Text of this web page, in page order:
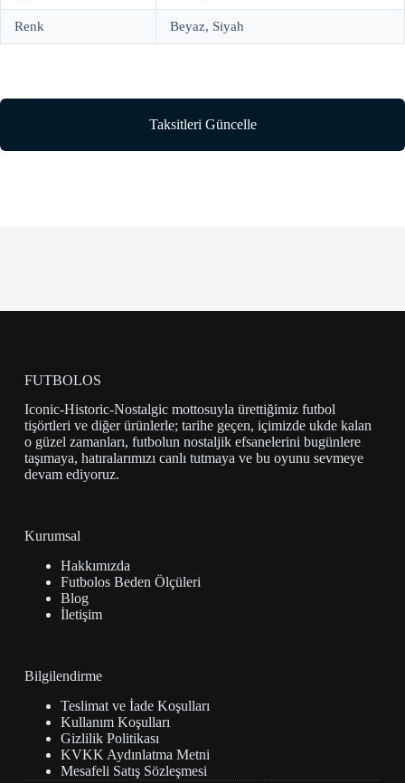
Renk Beyaz, Siyah
Taksitleri Güncelle
FUTBOLOS
Iconic-Historic-Nostalgic mottosuyla ürettiğimiz futbol
tişörtleri ve diğer ürünlerle; tarihe geçen, içimizde ukde kalan
o güzel zamanları, futbolun nostaljik efsanelerini bugünlere
taşımaya, hatıralarımızı canlı tutmaya ve bu oyunu sevmeye
devam ediyoruz.
Kurumsal
Hakkımızda
Futbolos Beden Ölçüleri
Blog
İletişim
Bilgilendirme
Teslimat ve İade Koşulları
Kullanım Koşulları
Gizlilik Politikası
KVKK Aydınlatma Metni
Mesafeli Satış Sözleşmesi